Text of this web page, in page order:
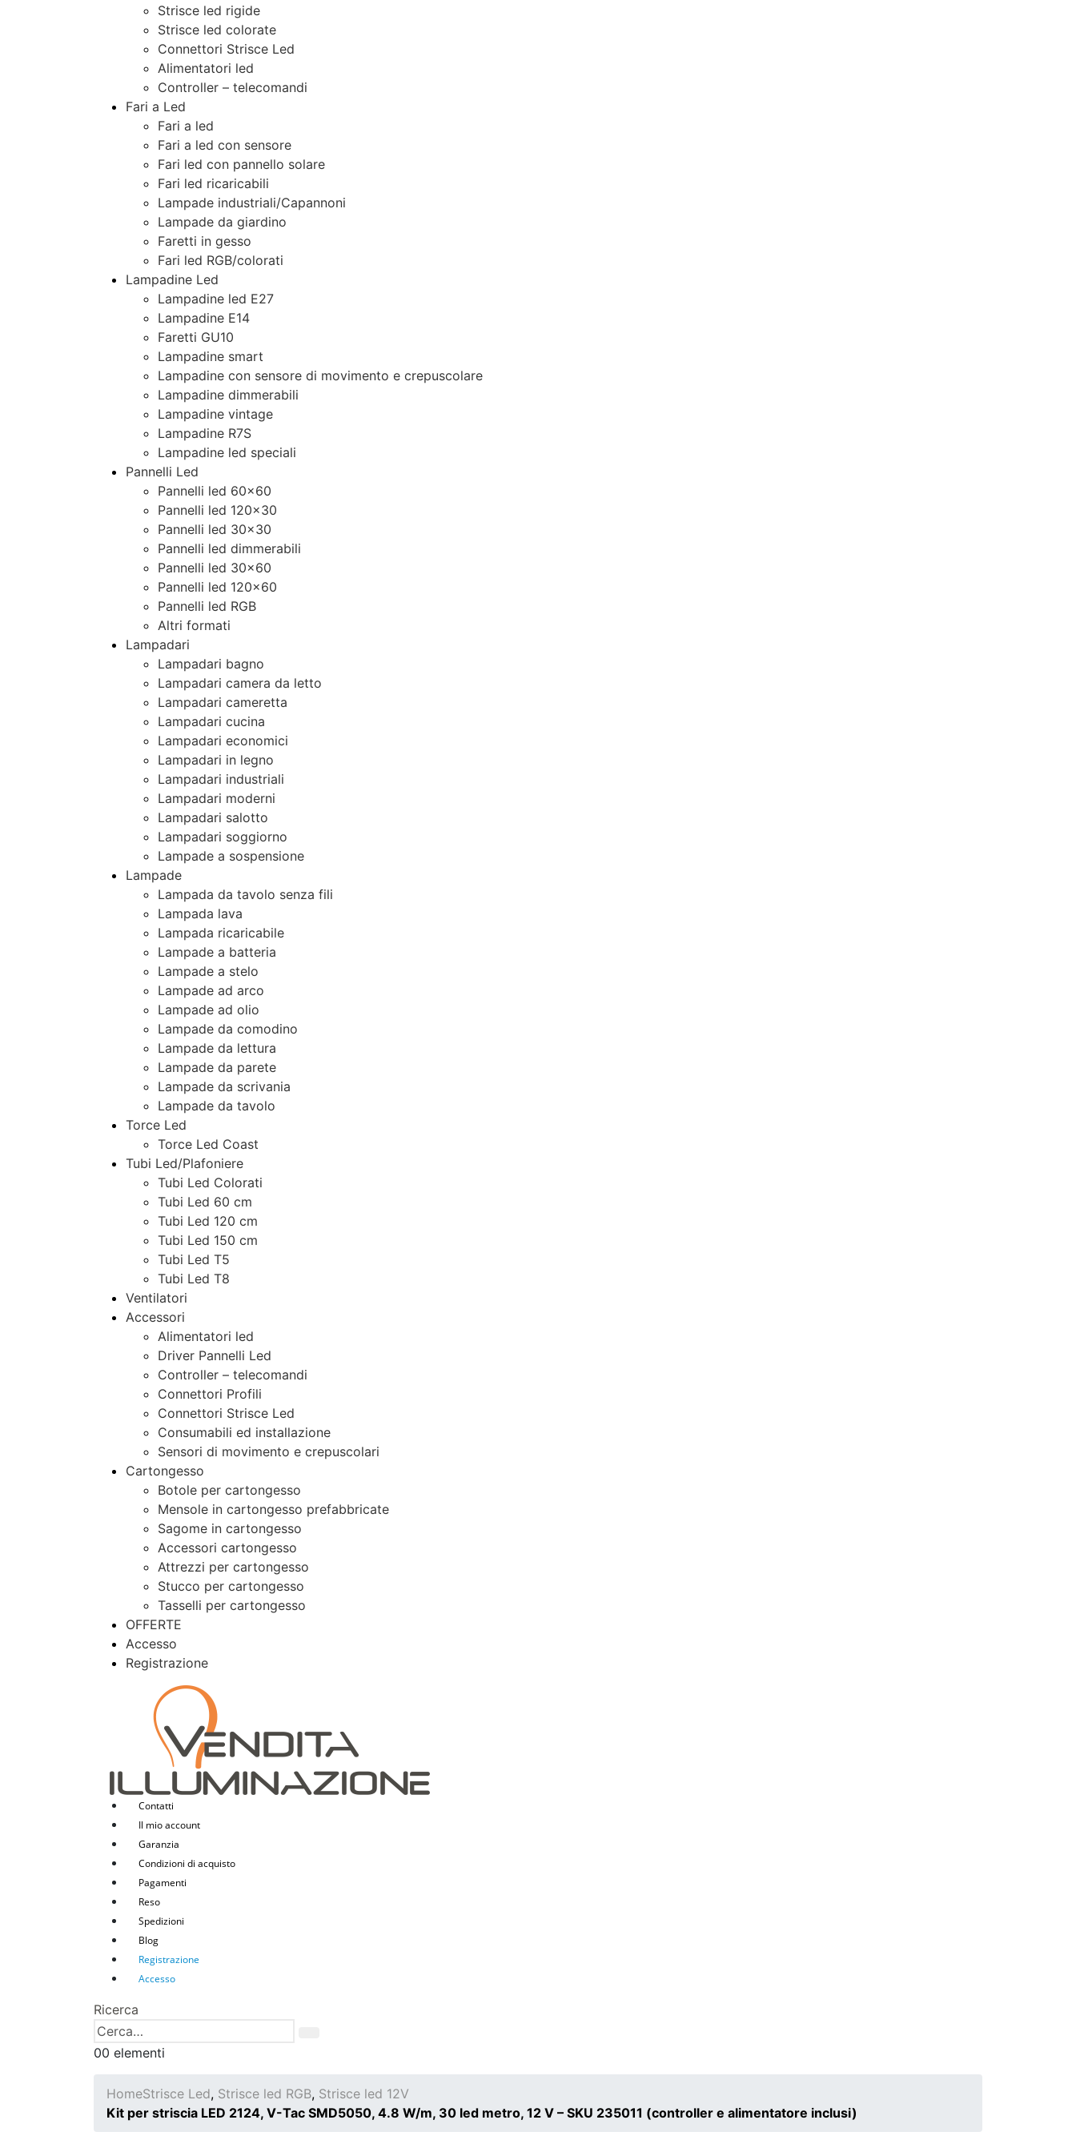
Strisce led rigide
Strisce led colorate
Connettori Strisce Led
Alimentatori led
Controller – telecomandi
Fari a Led
Fari a led
Fari a led con sensore
Fari led con pannello solare
Fari led ricaricabili
Lampade industriali/Capannoni
Lampade da giardino
Faretti in gesso
Fari led RGB/colorati
Lampadine Led
Lampadine led E27
Lampadine E14
Faretti GU10
Lampadine smart
Lampadine con sensore di movimento e crepuscolare
Lampadine dimmerabili
Lampadine vintage
Lampadine R7S
Lampadine led speciali
Pannelli Led
Pannelli led 60×60
Pannelli led 120×30
Pannelli led 30×30
Pannelli led dimmerabili
Pannelli led 30×60
Pannelli led 120×60
Pannelli led RGB
Altri formati
Lampadari
Lampadari bagno
Lampadari camera da letto
Lampadari cameretta
Lampadari cucina
Lampadari economici
Lampadari in legno
Lampadari industriali
Lampadari moderni
Lampadari salotto
Lampadari soggiorno
Lampade a sospensione
Lampade
Lampada da tavolo senza fili
Lampada lava
Lampada ricaricabile
Lampade a batteria
Lampade a stelo
Lampade ad arco
Lampade ad olio
Lampade da comodino
Lampade da lettura
Lampade da parete
Lampade da scrivania
Lampade da tavolo
Torce Led
Torce Led Coast
Tubi Led/Plafoniere
Tubi Led Colorati
Tubi Led 60 cm
Tubi Led 120 cm
Tubi Led 150 cm
Tubi Led T5
Tubi Led T8
Ventilatori
Accessori
Alimentatori led
Driver Pannelli Led
Controller – telecomandi
Connettori Profili
Connettori Strisce Led
Consumabili ed installazione
Sensori di movimento e crepuscolari
Cartongesso
Botole per cartongesso
Mensole in cartongesso prefabbricate
Sagome in cartongesso
Accessori cartongesso
Attrezzi per cartongesso
Stucco per cartongesso
Tasselli per cartongesso
OFFERTE
Accesso
Registrazione
Contatti
Il mio account
Garanzia
Condizioni di acquisto
Pagamenti
Reso
Spedizioni
Blog
Registrazione
Accesso
Ricerca
00 elementi
HomeStrisce Led, Strisce led RGB, Strisce led 12V
Kit per striscia LED 2124, V-Tac SMD5050, 4.8 W/m, 30 led metro, 12 V – SKU 235011 (controller e alimentatore inclusi)